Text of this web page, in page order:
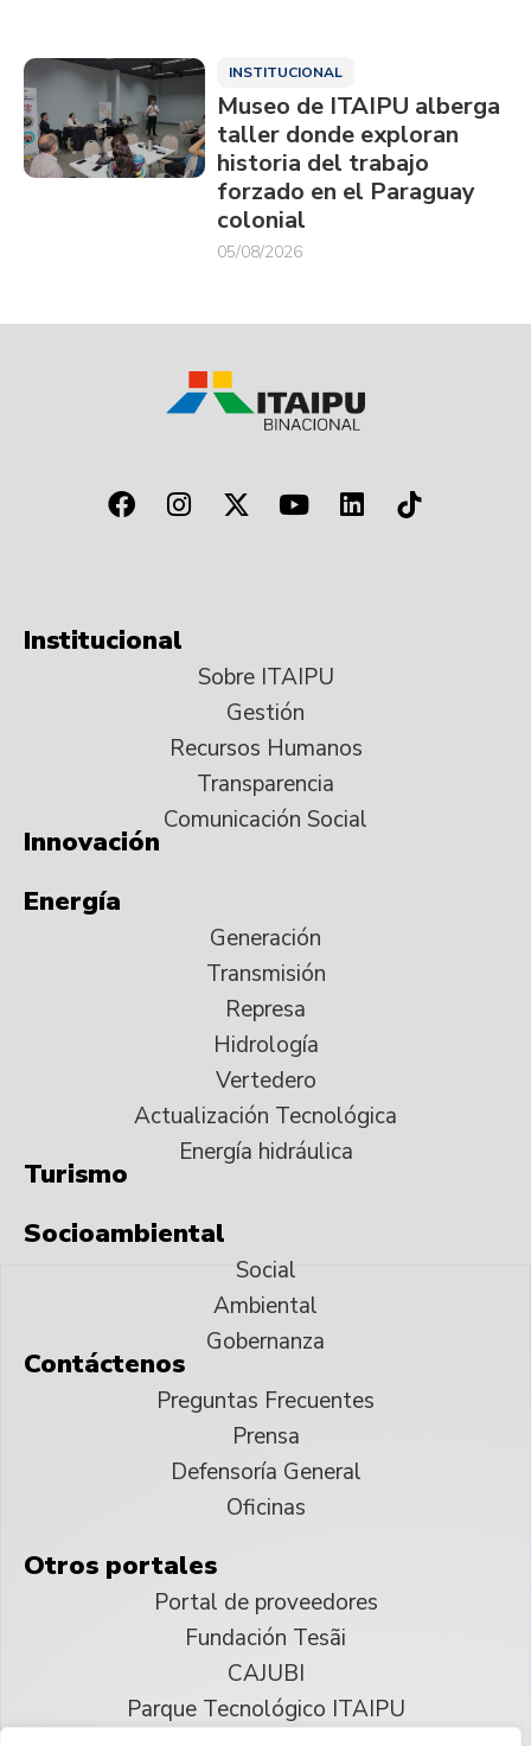
INSTITUCIONAL
Museo de ITAIPU alberga
taller donde exploran
historia del trabajo
forzado en el Paraguay
colonial
05/08/2026
Institucional
Sobre ITAIPU
Gestión
Recursos Humanos
Transparencia
Comunicación Social
Innovación
Energía
Generación
Transmisión
Represa
Hidrología
Vertedero
Actualización Tecnológica
Energía hidráulica
Turismo
Socioambiental
Social
Ambiental
Gobernanza
Contáctenos
Preguntas Frecuentes
Prensa
Defensoría General
Oficinas
Otros portales
Portal de proveedores
Fundación Tesãi
CAJUBI
Parque Tecnológico ITAIPU